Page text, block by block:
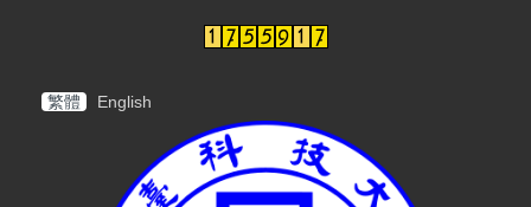
繁體 English